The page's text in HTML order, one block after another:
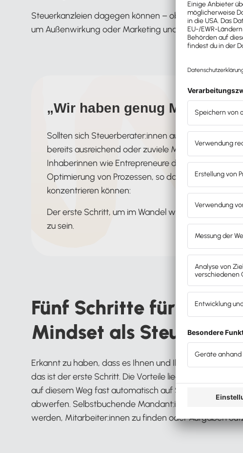
Steuerkanzleien dagegen können – oberflächlich
um Außenwirkung oder Marketing und neue Ziele zu
„Wir haben genug Mandate“
Sollten sich Steuerberater:innen auch dann ein
bereits ausreichend oder zuviele Mandate haben?
Inhaberinnen wie Entrepreneure denken,
Optimierung von Prozessen, so dass sich alle auf
konzentrieren können:
Der erste Schritt, um im Wandel
zu sein.
Fünf Schritte für ein
Mindset als
Erkannt zu haben, dass es Ihnen und Ihrer Kanzlei
das ist der erste Schritt. Die Vorteile liegen auf der
auf diesem Weg fast automatisch auf Schwerpunkte
abwerfen. Selbstbuchende Mandant:innen werden ihre
werden, Mitarbeiter:innen zu finden oder Aufgaben